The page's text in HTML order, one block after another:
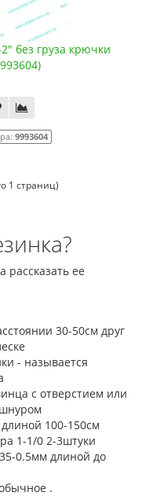
без груза крючки
9993604
1 страниц)
рассказать ее
30-50см друг
- называется
с отверстием или
100-150см
1-1/0 2-3штуки
0.5мм длиной до
.